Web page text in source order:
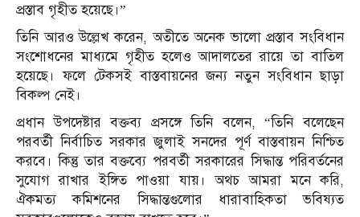
প্রস্তাব গৃহীত হয়েছে।”
তিনি আরও উল্লেখ করেন, অতীতে অনেক ভালো প্রস্তাব সংবিধান
সংশোধনের মাধ্যমে গৃহীত হলেও আদালতের রায়ে তা বাতিল
হয়েছে। ফলে টেকসই বাস্তবায়নের জন্য নতুন সংবিধান ছাড়া
বিকল্প নেই।
প্রধান উপদেষ্টার বক্তব্য প্রসঙ্গে তিনি বলেন, “তিনি বলেছেন
পরবর্তী নির্বাচিত সরকার জুলাই সনদের পূর্ণ বাস্তবায়ন নিশ্চিত
করবে। কিন্তু তার বক্তব্যে পরবর্তী সরকারের সিদ্ধান্ত পরিবর্তনের
সুযোগ রাখার ইঙ্গিত পাওয়া যায়। অথচ আমরা মনে করি,
ঐকমত্য কমিশনের সিদ্ধান্তগুলোর ধারাবাহিকতা ভবিষ্যত